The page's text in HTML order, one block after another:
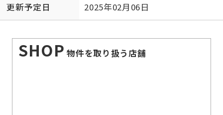
更新予定日 2025年02月06日
SHOP 物件を取り扱う店舗